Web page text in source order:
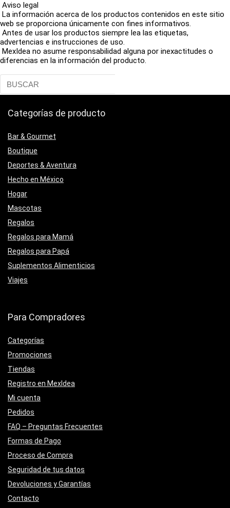
Aviso legal
La información acerca de los productos contenidos en este sitio
web se proporciona únicamente con fines informativos.
Antes de usar los productos siempre lea las etiquetas,
advertencias e instrucciones de uso.
MexIdea no asume responsabilidad alguna por inexactitudes o
diferencias en la información del producto.
Categorías de producto
Bar & Gourmet
Boutique
Deportes & Aventura
Hecho en México
Hogar
Mascotas
Regalos
Regalos para Mamá
Regalos para Papá
Suplementos Alimenticios
Viajes
Para Compradores
Categorías
Promociones
Tiendas
Registro en MexIdea
Mi cuenta
Pedidos
FAQ – Preguntas Frecuentes
Formas de Pago
Proceso de Compra
Seguridad de tus datos
Devoluciones y Garantías
Contacto